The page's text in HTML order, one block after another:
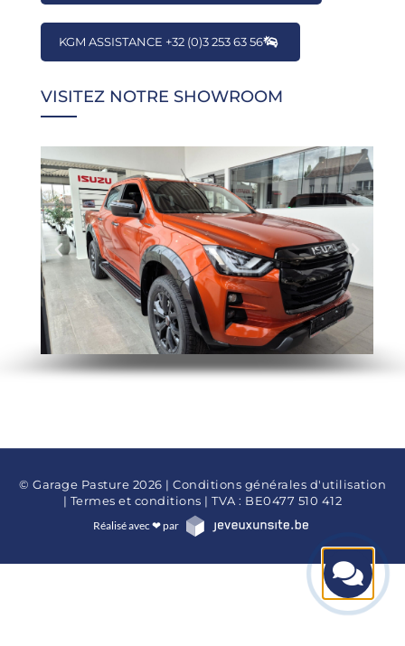
KGM ASSISTANCE +32 (0)3 253 63 56
VISITEZ NOTRE SHOWROOM
© Garage Pasture 2026 | Conditions générales d'utilisation
| Termes et conditions | TVA : BE0477 510 412
Réalisé avec ❤ par